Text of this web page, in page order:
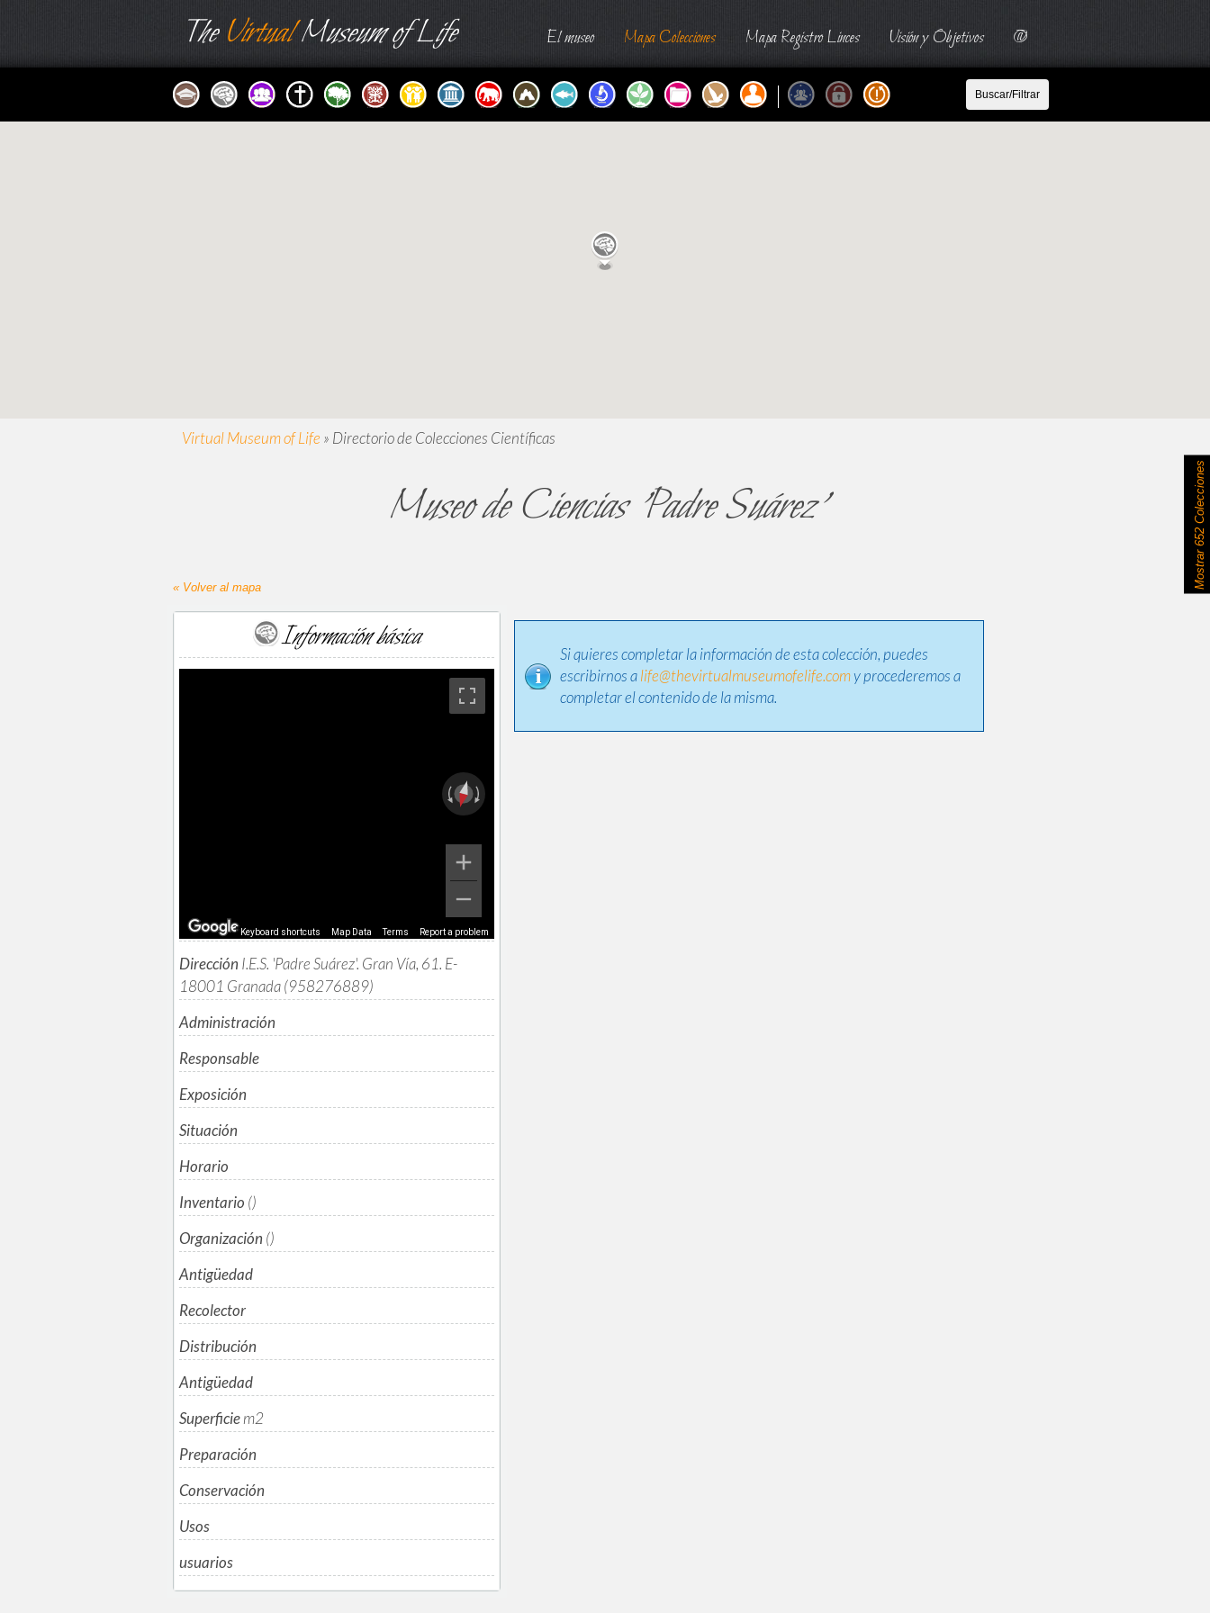
TheVirtualMuseum of Life El museo Mapa Colecciones Mapa Registro Linces Visión y Objetivos @
Mostrar
652 Colecciones
Virtual Museum of Life » Directorio de Colecciones Científicas
Museo de Ciencias 'Padre Suárez'
« Volver al mapa
Información básica
Keyboard shortcuts Map Data Terms Report a problem
Dirección I.E.S. 'Padre Suárez'. Gran Vía, 61. E-
18001 Granada (958276889)
Administración
Responsable
Exposición
Situación
Horario
Inventario ()
Organización ()
Antigüedad
Recolector
Distribución
Antigüedad
Superficiem2
Preparación
Conservación
Usos
usuarios
Si quieres completar la información de esta colección, puedes
escribirnos alife@thevirtualmuseumofelife.comy procederemos a
completar el contenido de la misma.